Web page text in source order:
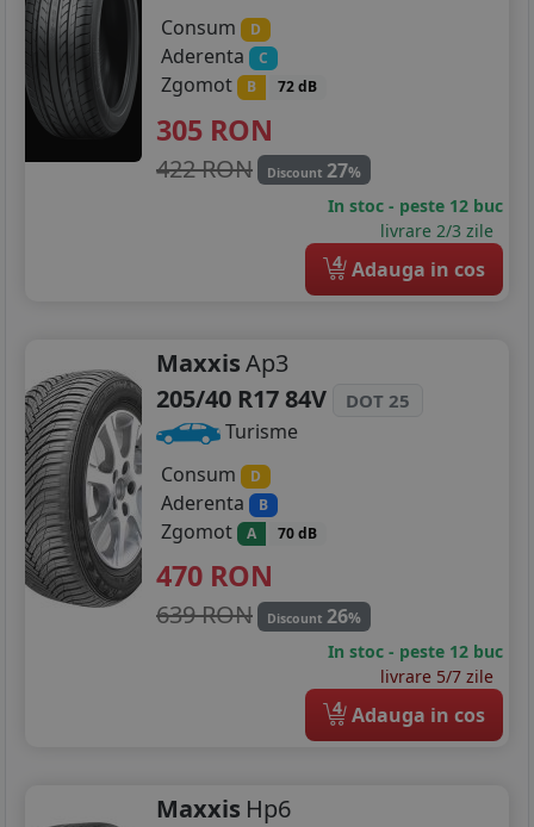
Consum
D
Aderenta C
Zgomot B 72 dB
305 RON
422 RON Discount 27%
In stoc - peste 12 buc
livrare 2/3 zile
4 Adauga in cos
MaxxisAp3
205/40 R17 84V
DOT 25
Turisme
Consum
D
Aderenta B
Zgomot A 70 dB
470 RON
639 RON Discount 26%
In stoc - peste 12 buc
livrare 5/7 zile
4 Adauga in cos
Maxxis Hp6